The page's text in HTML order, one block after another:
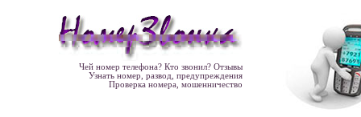
Чей номер телефона? Кто звонил? Отзывы
Узнать номер, развод, предупреждения
Проверка номера, мошенничество